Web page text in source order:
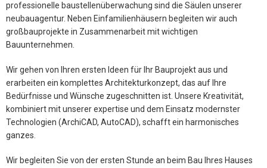
professionelle baustellenüberwachung sind die Säulen unserer
neubauagentur. Neben Einfamilienhäusern begleiten wir auch
großbauprojekte in Zusammenarbeit mit wichtigen
Bauunternehmen.
Wir gehen von Ihren ersten Ideen für Ihr Bauprojekt aus und
erarbeiten ein komplettes Architekturkonzept, das auf Ihre
Bedürfnisse und Wünsche zugeschnitten ist. Unsere Kreativität,
kombiniert mit unserer expertise und dem Einsatz modernster
Technologien (ArchiCAD, AutoCAD), schafft ein harmonisches
ganzes.
Wir begleiten Sie von der ersten Stunde an beim Bau Ihres Hauses